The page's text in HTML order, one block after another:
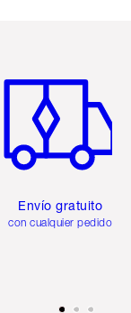
Envío gratuito
con cualquier pedido